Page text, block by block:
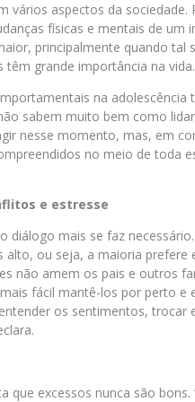
aspectos da sociedade.
físicas e mentais de um
principalmente quando tal
grande importância na vida.
na adolescência
sabem muito bem como
nesse momento, mas, em
no meio de toda
e estresse
mais se faz
ou seja, a maioria prefere
não amem os pais e outros
fácil mantê-los por perto e
os sentimentos, trocar
excessos nunca são bons.